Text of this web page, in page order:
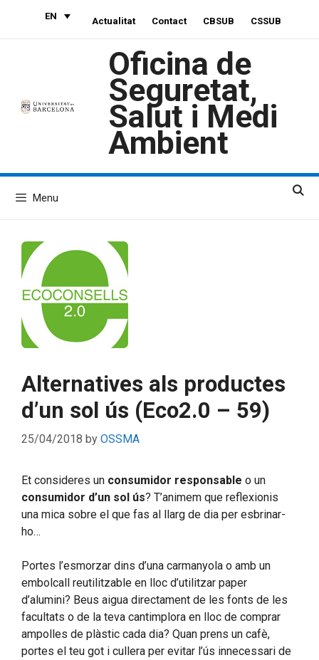
EN Actualitat Contact CBSUB CSSUB
Oficina de
Seguretat,
Salut i Medi
Ambient
Menu
Alternatives als productes
d’un sol ús (Eco2.0 – 59)
25/04/2018 by OSSMA
Et consideres un consumidor responsable o un
consumidor d’un sol ús? T’animem que reflexionis
una mica sobre el que fas al llarg de dia per esbrinar-
ho…
Portes l’esmorzar dins d’una carmanyola o amb un
embolcall reutilitzable en lloc d’utilitzar paper
d’alumini? Beus aigua directament de les fonts de les
facultats o de la teva cantimplora en lloc de comprar
ampolles de plàstic cada dia? Quan prens un cafè,
portes el teu got i cullera per evitar l’ús innecessari de